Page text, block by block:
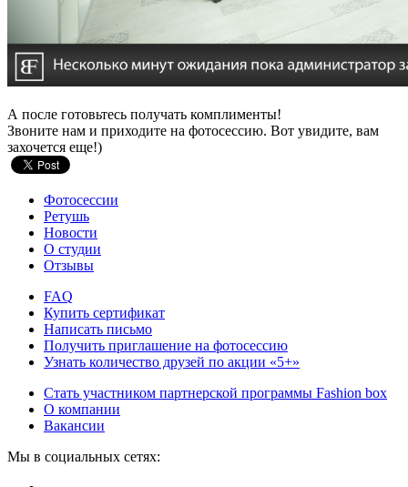
А после готовьтесь получать комплименты!
Звоните нам и приходите на фотосессию. Вот увидите, вам
захочется еще!)
Фотосессии
Ретушь
Новости
О студии
Отзывы
FAQ
Купить сертификат
Написать письмо
Получить приглашение на фотосессию
Узнать количество друзей по акции «5+»
Стать участником партнерской программы Fashion box
О компании
Вакансии
Мы в социальных сетях: